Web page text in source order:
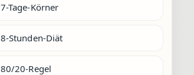
7-Tage-Körner
8-Stunden-Diät
80/20-Regel